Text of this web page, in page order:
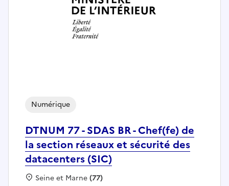
DTNUM 77 - SDAS BR - Chef(fe) de
la section réseaux et sécurité des
datacenters (SIC)
Numérique
Localisation :
Seine et Marne(77)